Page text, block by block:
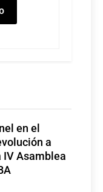
en el
a
IV Asamblea